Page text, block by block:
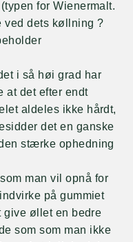
for Wienermalt.
ved dets køllning ?
i så høi grad har
at det efter endt
aldeles ikke hårdt,
det en ganske
stærke ophedning
man vil opnå for
på gummiet
give øllet en bedre
som som man ikke